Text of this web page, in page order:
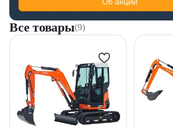
Все товары(9)